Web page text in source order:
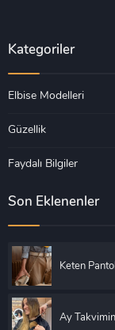
Kategoriler
Elbise Modelleri
Güzellik
Faydalı Bilgiler
Son Eklenenler
Keten
Ay